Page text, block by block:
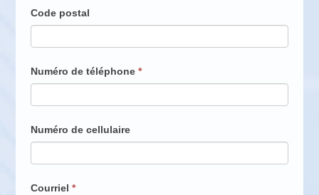
Code postal
Numéro de téléphone *
Numéro de cellulaire
Courriel *